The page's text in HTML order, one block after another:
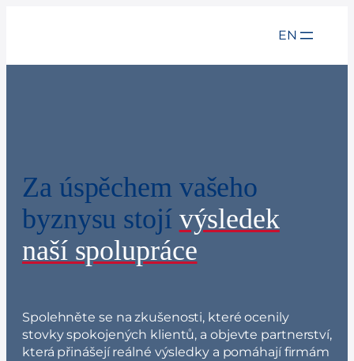
EN
Za úspěchem vašeho
byznysu stojí výsledek
naší spolupráce
Spolehněte se na zkušenosti, které ocenily
stovky spokojených klientů, a objevte partnerství,
která přinášejí reálné výsledky a pomáhají firmám